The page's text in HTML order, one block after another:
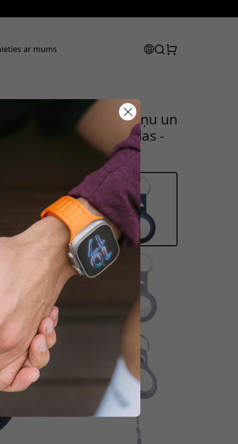
ar mums
AirTag, ar āķa kabatiņu un
AirTag, no īstas ādas -
atlaižu kods:
pasūtījumu, lai saņemtu 15%
atlaidi.